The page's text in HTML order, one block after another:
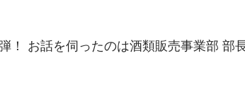
！ お話を伺ったのは酒類販売事業部 部